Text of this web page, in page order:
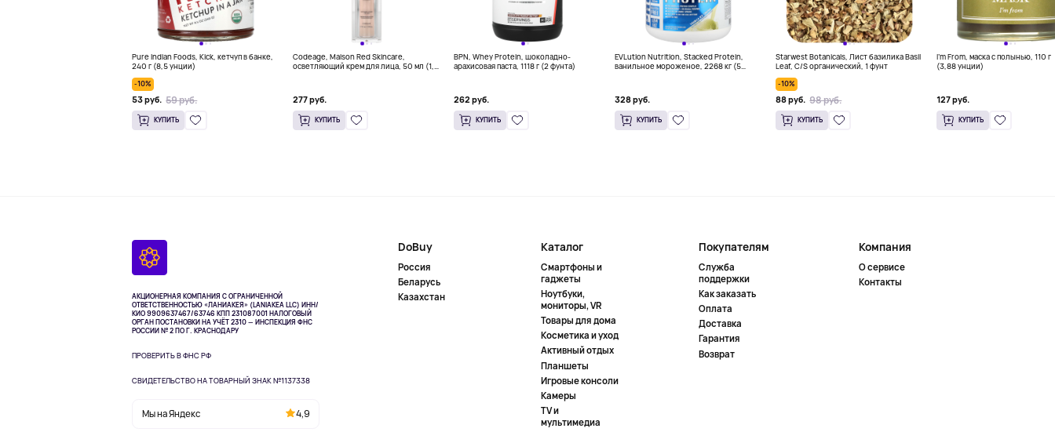
Pure Indian Foods, Kick, кетчуп в банке,
240 г (8,5 унции)
-10%
53 руб. 59 руб.
КУПИТЬ
Codeage, Maison Red Skincare,
осветляющий крем для лица, 50 мл (1,7
277 руб.
КУПИТЬ
BPN, Whey Protein, шоколадно-
арахисовая паста, 1118 г (2 фунта)
262 руб.
КУПИТЬ
EVLution Nutrition, Stacked Protein,
ванильное мороженое, 2268 кг (5
328 руб.
КУПИТЬ
Starwest Botanicals, Лист базилика Basil
Leaf, C/S органический, 1 фунт
-10%
88 руб. 98 руб.
КУПИТЬ
I'm From, маска с полынью, 110 г
(3,88 унции)
127 руб.
КУПИТЬ
АКЦИОНЕРНАЯ КОМПАНИЯ С ОГРАНИЧЕННОЙ
ОТВЕТСТВЕННОСТЬЮ «ЛАНИАКЕЯ» (LANIAKEA LLC) ИНН/
КИО 9909637467/63746 КПП 231087001НАЛОГОВЫЙ
ОРГАН ПОСТАНОВКИ НА УЧЁТ 2310 — ИНСПЕКЦИЯ ФНС
РОССИИ № 2 ПО Г. КРАСНОДАРУ
ПРОВЕРИТЬ В ФНС РФ
СВИДЕТЕЛЬСТВО НА ТОВАРНЫЙ ЗНАК №1137338
Мы на Яндекс 4,9
DoBuy
Россия
Беларусь
Казахстан
Каталог
Смартфоны и
гаджеты
Ноутбуки,
мониторы, VR
Товары для дома
Косметика и уход
Активный отдых
Планшеты
Игровые консоли
Камеры
TV и
мультимедиа
Покупателям
Служба
поддержки
Как заказать
Оплата
Доставка
Гарантия
Возврат
Компания
О сервисе
Контакты